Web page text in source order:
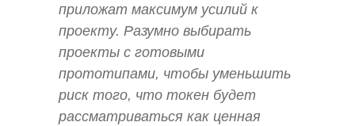
приложат максимум усилий к
проекту. Разумно выбирать
проекты с готовыми
прототипами, чтобы уменьшить
риск того, что токен будет
рассматриваться как ценная